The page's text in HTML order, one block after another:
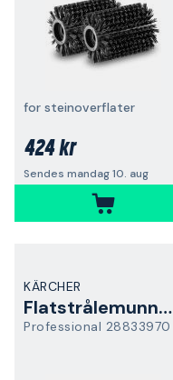
for steinoverflater
424 kr
Sendes mandag 10. aug
KÄRCHER
Flatstrålemunnstykke
Professional 28833970